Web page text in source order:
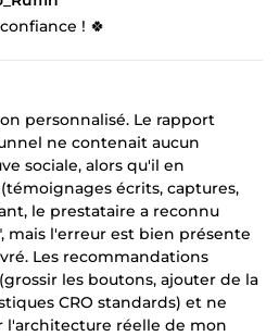
! 🍀
personnalisé. Le rapport
ne contenait aucun
sociale, alors qu'il en
écrits, captures,
le prestataire a reconnu
mais l'erreur est bien présente
Les recommandations
les boutons, ajouter de la
CRO standards) et ne
l'architecture réelle de mon